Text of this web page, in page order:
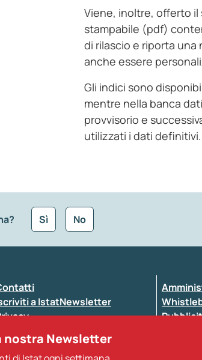
Viene, inoltre, offerto
stampabile (pdf)
di rilascio e riporta una
anche essere
Gli indici sono
mentre nella banca
provvisorio e
utilizzati i dati definitivi.
Sì No
Seleziona la
a IstatNewsletter
Atti di
nostra Newsletter